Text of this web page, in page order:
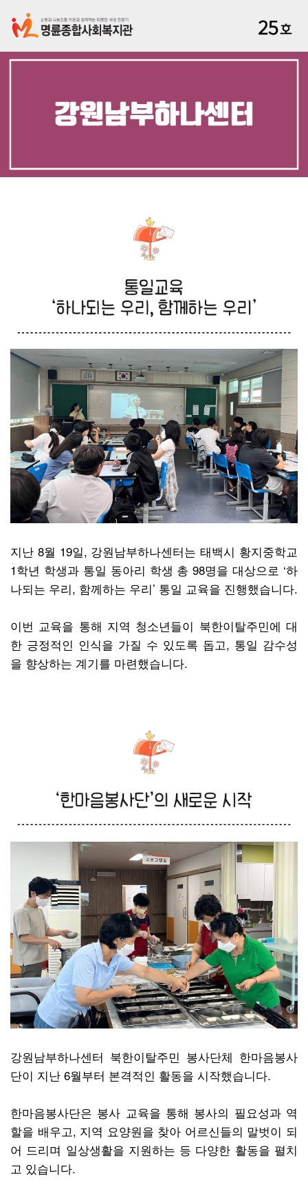
지난 8월 19일, 강원남부하나센터는 태백시 황지중학교
1학년 학생과 통일 동아리 학생 총 98명을 대상으로 ‘하
나되는 우리, 함께하는 우리’ 통일 교육을 진행했습니다.
이번 교육을 통해 지역 청소년들이 북한이탈주민에 대
한 긍정적인 인식을 가질 수 있도록 돕고, 통일 감수성
을 향상하는 계기를 마련했습니다.
강원남부하나센터 북한이탈주민 봉사단체 한마음봉사
단이 지난 6월부터 본격적인 활동을 시작했습니다.
한마음봉사단은 봉사 교육을 통해 봉사의 필요성과 역
할을 배우고, 지역 요양원을 찾아 어르신들의 말벗이 되
어 드리며 일상생활을 지원하는 등 다양한 활동을 펼치
고 있습니다.